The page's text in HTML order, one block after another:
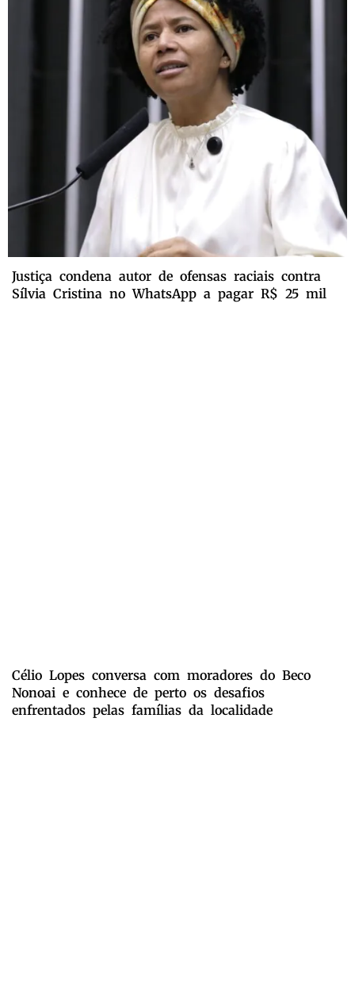
Justiça condena autor de ofensas raciais contra
Sílvia Cristina no WhatsApp a pagar R$ 25 mil
Célio Lopes conversa com moradores do Beco
Nonoai e conhece de perto os desafios
enfrentados pelas famílias da localidade